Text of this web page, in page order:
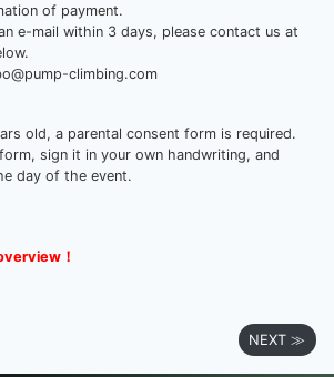
of payment.
e-mail within 3 days, please contact us at
climbing.com
old, a parental consent form is required.
sign it in your own handwriting, and
day of the event.
！
NEXT ≫